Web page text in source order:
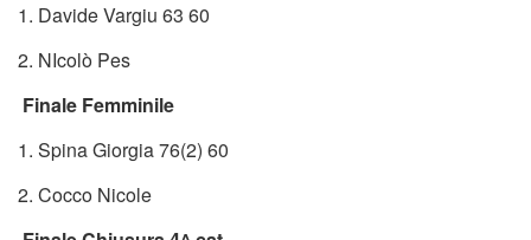
1. Davide Vargiu 63 60
2. NIcolò Pes
Finale Femminile
1. Spina Giorgia 76(2) 60
2. Cocco Nicole